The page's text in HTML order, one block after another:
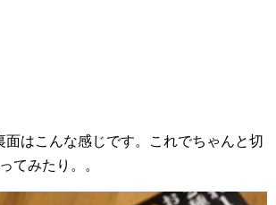
面はこんな感じです。これでちゃんと切
てみたり。。